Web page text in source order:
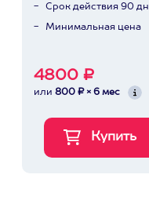
Срок действия 90
Минимальная цена
4800 ₽
или 800 ₽ × 6 мес